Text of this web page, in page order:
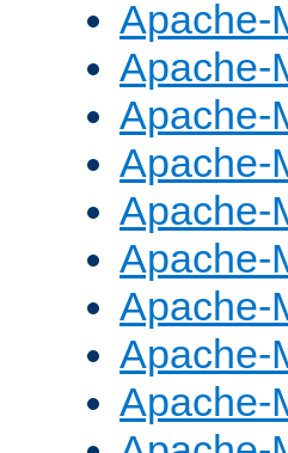
Apache-
Apache-
Apache-
Apache-
Apache-
Apache-
Apache-
Apache-
Apache-